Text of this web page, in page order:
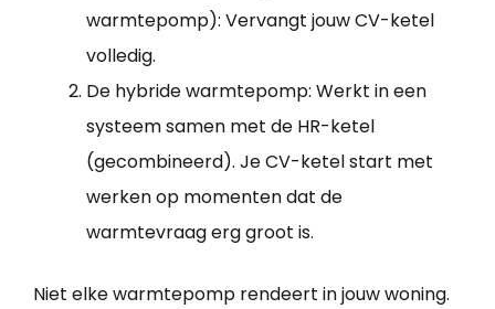
warmtepomp): Vervangt jouw CV-ketel
volledig.
De hybride warmtepomp: Werkt in een
systeem samen met de HR-ketel
(gecombineerd). Je CV-ketel start met
werken op momenten dat de
warmtevraag erg groot is.
Niet elke warmtepomp rendeert in jouw woning.